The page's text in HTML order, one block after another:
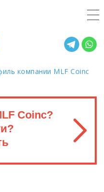
компании MLF Coinc
Coinc?